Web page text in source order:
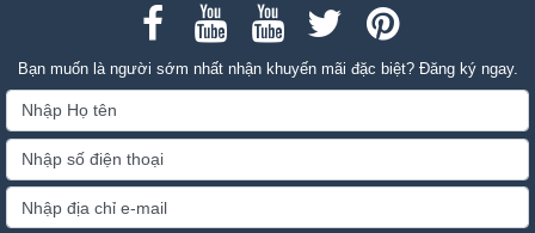
Bạn muốn là người sớm nhất nhận khuyến mãi đặc biệt? Đăng ký ngay.